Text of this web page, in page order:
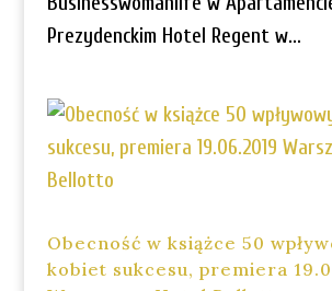
Prezydenckim Hotel Regent w...
Obecność w książce 50
kobiet sukcesu, premiera